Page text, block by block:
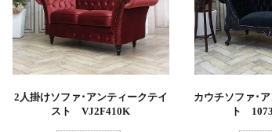
2人掛けソファ･アンティークテイ
スト VJ2F410K
カウチソファ･
ト